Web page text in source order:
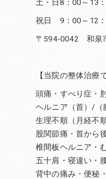
土・日8：00～13
祝日 9：00～12
〒594-0042 和泉
【当院の整体治療
頭痛・すべり症・
ヘルニア（首）/（
生理不順（月経不
股関節痛・首から
椎間板ヘルニア・
五十肩・寝違い・
背中の痛み・便秘